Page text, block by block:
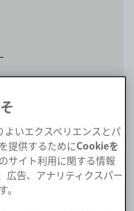
いエクスペリエンスとパ
提供するためにCookieを
サイト利用に関する情報
広告、アナリティクスパー